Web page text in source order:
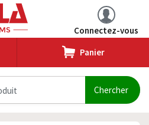
Connectez-vous
Panier